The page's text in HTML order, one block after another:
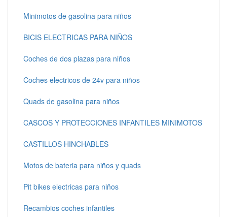
Minimotos de gasolina para niños
BICIS ELECTRICAS PARA NIÑOS
Coches de dos plazas para niños
Coches electricos de 24v para niños
Quads de gasolina para niños
CASCOS Y PROTECCIONES INFANTILES MINIMOTOS
CASTILLOS HINCHABLES
Motos de bateria para niños y quads
Pit bikes electricas para niños
Recambios coches infantiles